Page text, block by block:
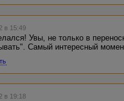
в 15:49
Увы, не только в
Самый интересный
в 19:18